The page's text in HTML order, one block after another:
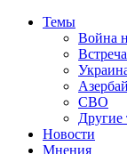
Темы
Война
СВО
Другие
Новости
Мнения